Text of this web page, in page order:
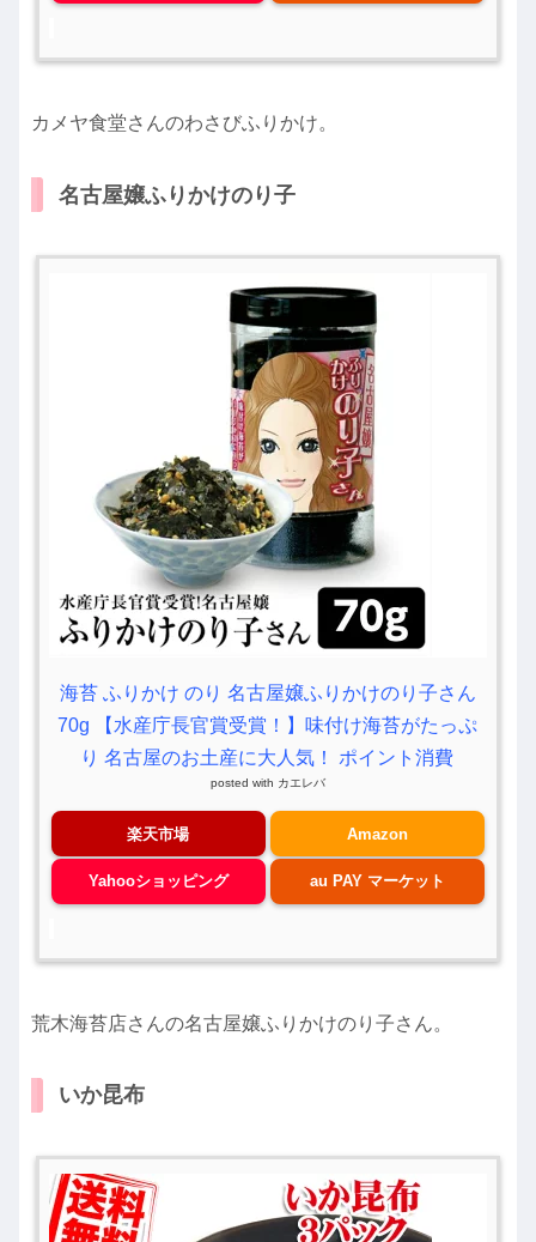
カメヤ食堂さんのわさびふりかけ。
名古屋嬢ふりかけのり子
海苔 ふりかけ のり 名古屋嬢ふりかけのり子さん
70g 【水産庁長官賞受賞！】味付け海苔がたっぷ
り 名古屋のお土産に大人気！ ポイント消費
posted with カエレバ
楽天市場 Amazon
Yahooショッピング au PAY マーケット
荒木海苔店さんの名古屋嬢ふりかけのり子さん。
いか昆布